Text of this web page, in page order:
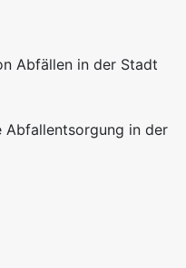
Abfällen in der Stadt
Abfallentsorgung in der